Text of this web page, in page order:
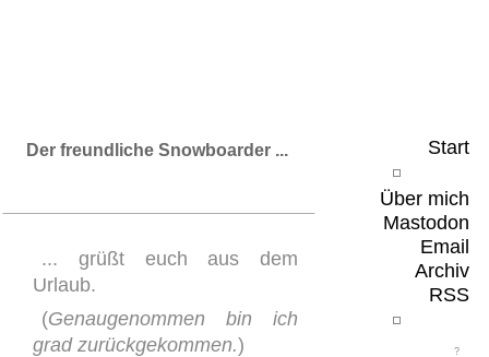
Start
Über mich
Mastodon
Email
Archiv
RSS
Der freundliche Snowboarder ...
... grüßt euch aus dem
Urlaub.
(Genaugenommen bin ich
grad zurückgekommen.)